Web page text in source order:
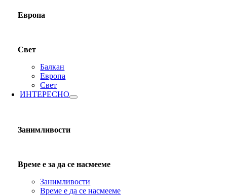
Европа
Свет
Балкан
Европа
Свет
ИНТЕРЕСНО
Занимливости
Време е за да се насмееме
Занимливости
Време е да се насмееме